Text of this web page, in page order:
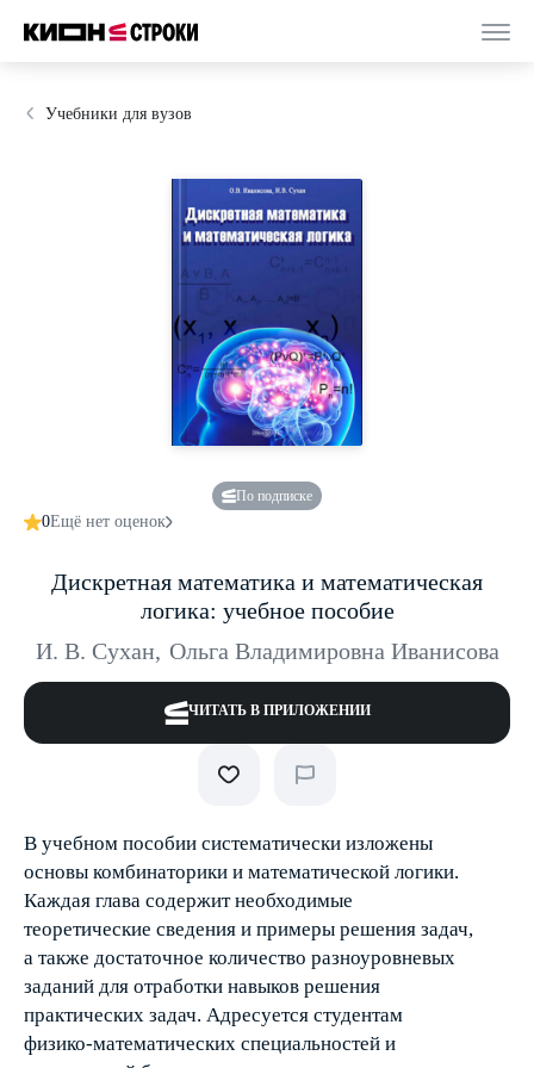
Учебники для вузов
По подписке
0Ещё нет оценок
Дискретная математика и математическая
логика: учебное пособие
И. В. Сухан, Ольга Владимировна Иванисова
ЧИТАТЬ В ПРИЛОЖЕНИИ
В учебном пособии систематически изложены
основы комбинаторики и математической логики.
Каждая глава содержит необходимые
теоретические сведения и примеры решения задач,
а также достаточное количество разноуровневых
заданий для отработки навыков решения
практических задач. Адресуется студентам
физико-математических специальностей и